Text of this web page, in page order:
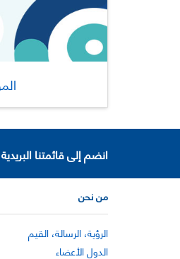
انضم إلى قائمتنا البريدية
من نحن
الرؤية، الرسالة، القيم
الدول الأعضاء